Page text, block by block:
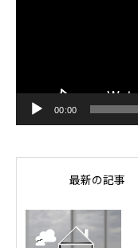
00:00
最新の記事